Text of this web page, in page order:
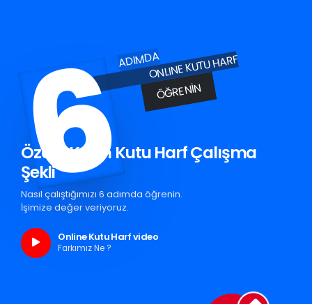
6ADIMDAONLINE KUTU HARF
ÖĞRENIN
Özalp Krom Kutu Harf Çalışma
Şekli
Nasıl çalıştığımızı 6 adımda öğrenin.
İşimize değer veriyoruz.
Online Kutu Harf video
Farkımız Ne ?